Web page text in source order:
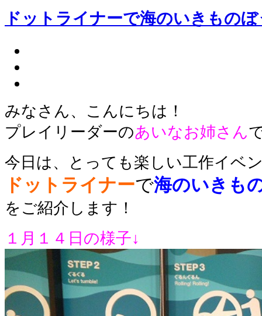
ドットライナーで海のいきもの
みなさん、こんにちは！
プレイリーダーのあいなお姉さん
今日は、とっても楽しい工作イベ
ドットライナーで海のいきも
をご紹介します！
１月１４日の様子↓